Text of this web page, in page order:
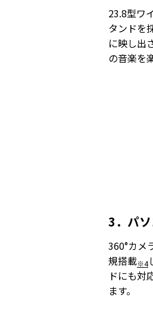
23.8型ワ
タンドを
に映し出
の音楽を
3．パ
360°カメ
規搭載※4
ドにも対
ます。